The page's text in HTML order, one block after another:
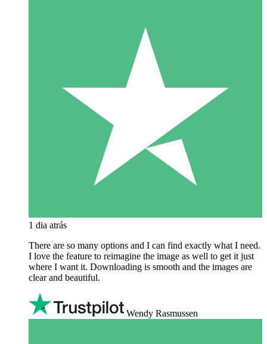
1 dia atrás
There are so many options and I can find exactly what I need.
I love the feature to reimagine the image as well to get it just
where I want it. Downloading is smooth and the images are
clear and beautiful.
Wendy Rasmussen